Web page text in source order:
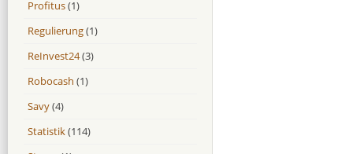
Profitus(1)
Regulierung(1)
ReInvest24(3)
Robocash (1)
Savy(4)
Statistik(114)